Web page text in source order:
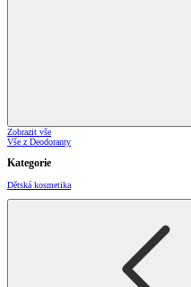
Zobrazit vše
Vše z Deodoranty
Kategorie
Dětská kosmetika